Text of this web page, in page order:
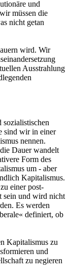
und
müssen die
nicht getan
wird. Wir
Ausstrahlung
sozialistischen
sind wir in einer
nennen.
Dauer wandelt
Form des
um - aber
Kapitalismus.
einer post-
sein und wird nicht
Es werden
definiert, ob
Kapitalismus zu
und
zu negieren